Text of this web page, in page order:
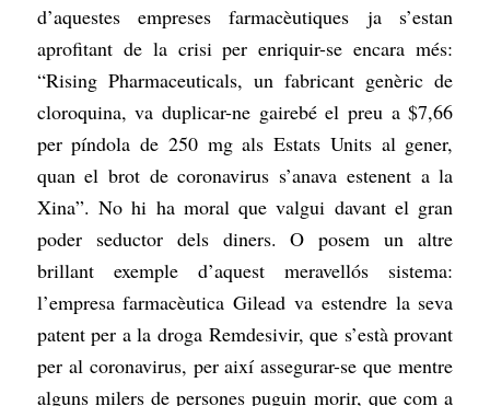
d’aquestes empreses farmacèutiques ja s’estan
aprofitant de la crisi per enriquir-se encara més:
“Rising Pharmaceuticals, un fabricant genèric de
cloroquina, va duplicar-ne gairebé el preu a $7,66
per píndola de 250 mg als Estats Units al gener,
quan el brot de coronavirus s’anava estenent a la
Xina”. No hi ha moral que valgui davant el gran
poder seductor dels diners. O posem un altre
brillant exemple d’aquest meravellós sistema:
l’empresa farmacèutica Gilead va estendre la seva
patent per a la droga Remdesivir, que s’està provant
per al coronavirus, per així assegurar-se que mentre
alguns milers de persones puguin morir, que com a